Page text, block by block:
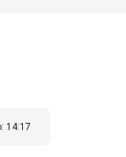
14:17